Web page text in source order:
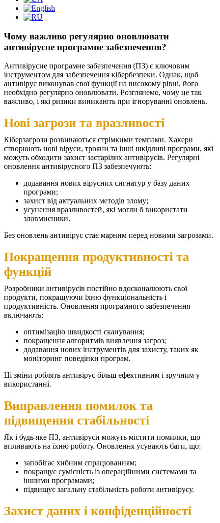
Чому важливо регулярно оновлювати
антивірусне програмне забезпечення?
Антивірусне програмне забезпечення (ПЗ) є ключовим
інструментом для забезпечення кібербезпеки. Однак, щоб
антивірус виконував свої функції на високому рівні, його
необхідно регулярно оновлювати. Розглянемо, чому це так
важливо, і які ризики виникають при ігноруванні оновлень.
Нові загрози та вразливості
Кіберзагрози розвиваються стрімкими темпами. Хакери
створюють нові віруси, трояни та інші шкідливі програми, які
можуть обходити захист застарілих антивірусів. Регулярні
оновлення антивірусного ПЗ забезпечують:
додавання нових вірусних сигнатур у базу даних
програми;
захист від актуальних методів злому;
усунення вразливостей, які могли б використати
зловмисники.
Без оновлень антивірус стає марним перед новими загрозами.
Покращення продуктивності та
функцій
Розробники антивірусів постійно вдосконалюють свої
продукти, покращуючи їхню функціональність і
продуктивність. Оновлення програмного забезпечення
включають:
оптимізацію швидкості сканування;
покращення алгоритмів виявлення загроз;
додавання нових інструментів для захисту, таких як
моніторинг поведінки програм.
Ці зміни роблять антивірус більш ефективним і зручним у
використанні.
Виправлення помилок та
підвищення стабільності
Як і будь-яке ПЗ, антивіруси можуть містити помилки, що
впливають на їхню роботу. Оновлення усувають баги, що:
запобігає хибним спрацюванням;
покращує сумісність із операційними системами та
іншими програмами;
підвищує загальну стабільність роботи антивірусу.
Захист даних і конфіденційності